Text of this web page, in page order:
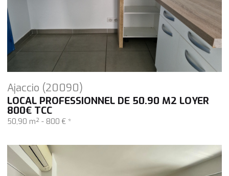
Ajaccio (20090)
LOCAL PROFESSIONNEL DE 50.90 M2 LOYER
800€ TCC
50,90 m² - 800 € *